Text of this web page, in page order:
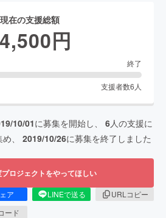
現在の支援総額
円
終了
支援者数6 人
10/01に募集を開始し、 6人の支援に
、 2019/10/26に募集を終了しました
プロジェクトをやってほしい
ア LINEで送る
URLコピー
ード